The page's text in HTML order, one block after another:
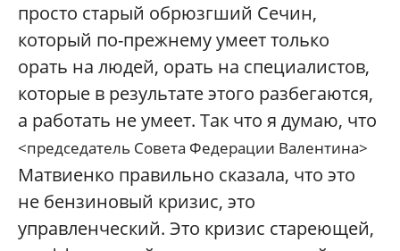
просто старый обрюзгший Сечин,
который по-прежнему умеет только
орать на людей, орать на специалистов,
которые в результате этого разбегаются,
а работать не умеет. Так что я думаю, что
<председатель Совета Федерации Валентина>
Матвиенко правильно сказала, что это
не бензиновый кризис, это
управленческий. Это кризис стареющей,